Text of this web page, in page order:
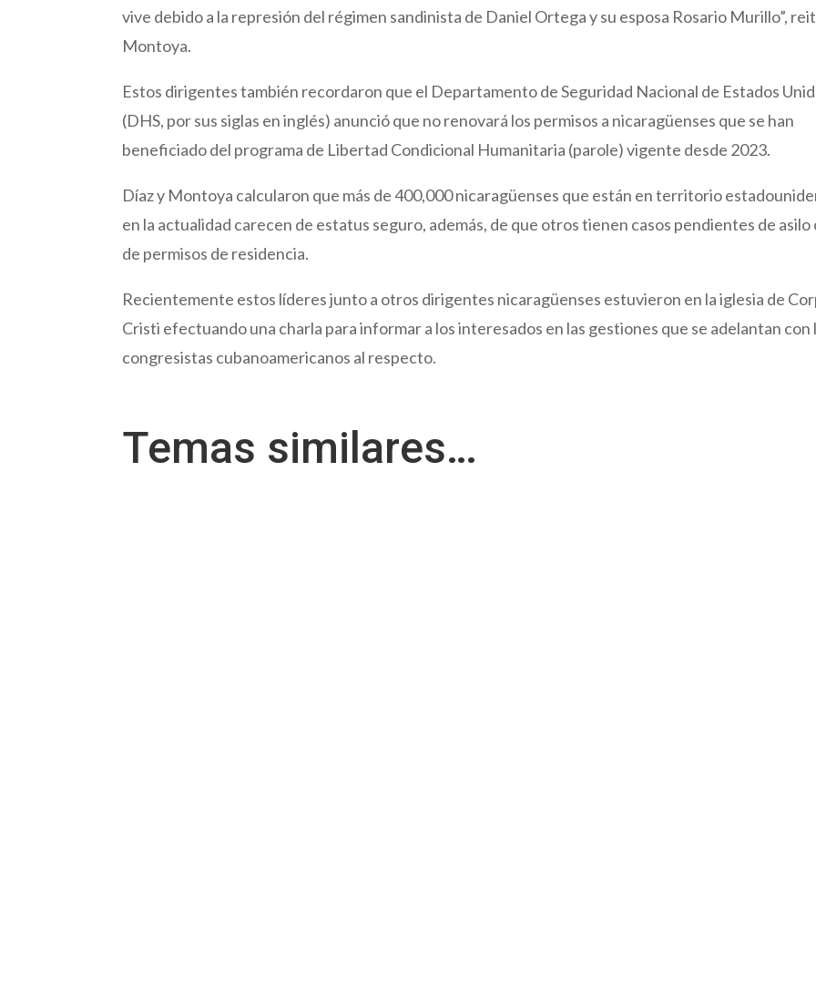
vive debido a la represión del régimen sandinista de Daniel Ortega y su esposa Rosario Murillo”,
Montoya.
Estos dirigentes también recordaron que el Departamento de Seguridad Nacional de Estados
(DHS, por sus siglas en inglés) anunció que no renovará los permisos a nicaragüenses que se han
beneficiado del programa de Libertad Condicional Humanitaria (parole) vigente desde 2023.
Díaz y Montoya calcularon que más de 400,000 nicaragüenses que están en territorio
en la actualidad carecen de estatus seguro, además, de que otros tienen casos pendientes de asilo
de permisos de residencia.
Recientemente estos líderes junto a otros dirigentes nicaragüenses estuvieron en la iglesia de
Cristi efectuando una charla para informar a los interesados en las gestiones que se adelantan con
congresistas cubanoamericanos al respecto.
Temas similares…